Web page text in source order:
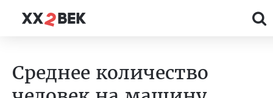
Среднее количество